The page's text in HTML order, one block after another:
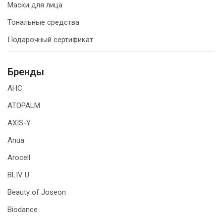
Маски для лица
Тональные средства
Подарочный сертификат
Бренды
AHC
ATOPALM
AXIS-Y
Anua
Arocell
BLIV U
Beauty of Joseon
Biodance